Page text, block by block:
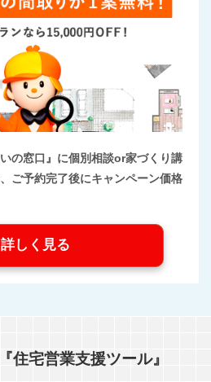
の窓口』に個別相談or家づくり講
ご予約完了後にキャンペーン価格
しく見る
住宅営業支援ツール』